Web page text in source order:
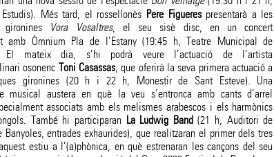
Més tard, el rossellonès Pere Figuerespresentarà a les
gironines Vora Vosaltres, el seu sisè disc, en un concert
amb Òmnium Pla de l’Estany (19:45 h, Teatre Municipal de
El mateix dia, s’hi podrà veure l’actuació de l’artista
osonenc Toni Casassas, que oferirà la seva primera actuació a
gironines (20 h i 22 h, Monestir de Sant Esteve). Una
musical austera en què la veu s’entronca amb cants d’arrel
associats amb els melismes arabescos i els harmònics
També hi participaran La Ludwig Band(21 h, Auditori de
Banyoles, entrades exhaurides), que realitzaran el primer dels tres
estiu a l’(a)phònica, en què estrenaran les cançons del seu